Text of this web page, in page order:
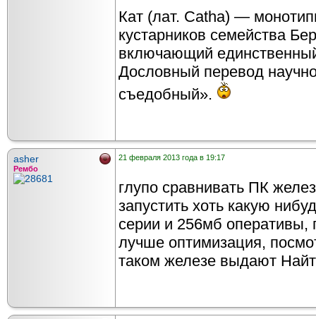
Кат (лат. Catha) —
кустарников семейства
включающий
Дословный перевод
съедобный».
asher
Рембо
21 февраля 2013 года в 19:17
глупо сравнивать ПК
запустить хоть какую
серии и 256мб
лучше оптимизация,
таком железе выдают